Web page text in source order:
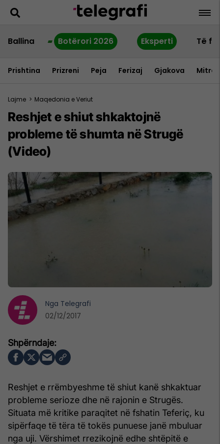
Ballina Botërori 2026 Eksperti Të
Prishtina Prizreni Peja Ferizaj Gjakova
Lajme > Maqedonia e Veriut
Reshjet e shiut shkaktojnë
probleme të shumta në Strugë
(Video)
Reshjet e rrëmbyeshme të shiut kanë shkaktuar
probleme serioze dhe në rajonin e Strugës.
Situata më kritike paraqitet në fshatin Teferiç, ku
sipërfaqe të tëra të tokës punuese janë mbuluar
nga uji. Vërshimet rrezikojnë edhe shtëpitë e
Nga Telegrafi
02/12/2017